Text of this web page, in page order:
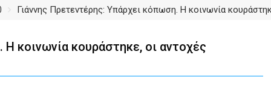
Γιάννης Πρετεντέρης: Υπάρχει κόπωση. Η κοινωνία
κοινωνία κουράστηκε, οι αντοχές